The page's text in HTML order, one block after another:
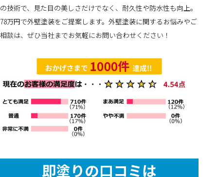
の技術で、見た目の美しさだけでなく、耐久性や防水性も向上。
78万円で外壁塗装をご提案します。外壁塗装に関するお悩みやご
相談は、ぜひ当社までお気軽にお問い合わせください！